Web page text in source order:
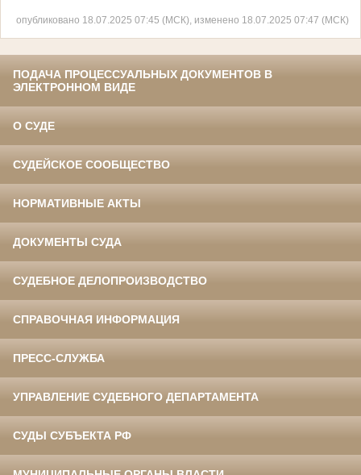
опубликовано 18.07.2025 07:45 (МСК), изменено 18.07.2025 07:47 (МСК)
ПОДАЧА ПРОЦЕССУАЛЬНЫХ ДОКУМЕНТОВ В
ЭЛЕКТРОННОМ ВИДЕ
О СУДЕ
СУДЕЙСКОЕ СООБЩЕСТВО
НОРМАТИВНЫЕ АКТЫ
ДОКУМЕНТЫ СУДА
СУДЕБНОЕ ДЕЛОПРОИЗВОДСТВО
СПРАВОЧНАЯ ИНФОРМАЦИЯ
ПРЕСС-СЛУЖБА
УПРАВЛЕНИЕ СУДЕБНОГО ДЕПАРТАМЕНТА
СУДЫ СУБЪЕКТА РФ